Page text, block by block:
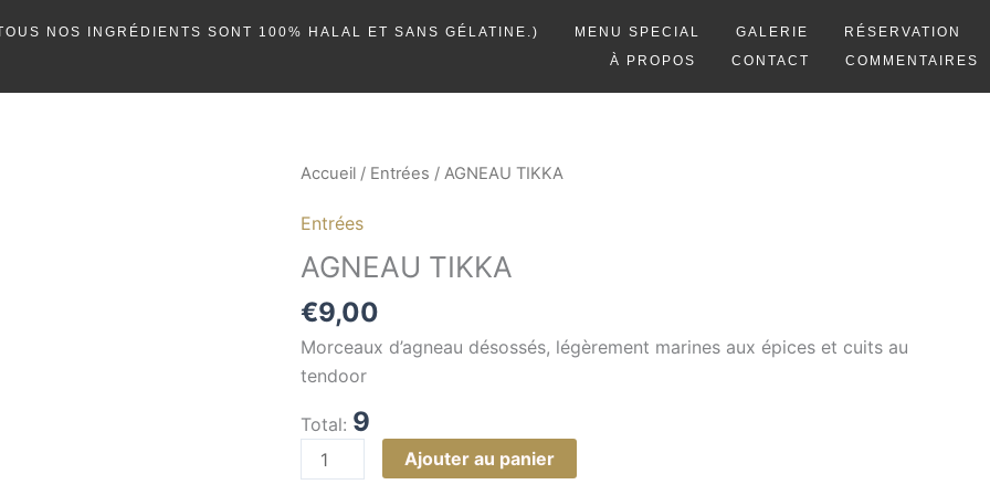
NOS INGRÉDIENTS SONT 100% HALAL ET SANS GÉLATINE.) MENU SPECIAL GALERIE
RÉSERVATION
À PROPOS
CONTACT COMMENTAIRES
Accueil / Entrées / AGNEAU TIKKA
Entrées
AGNEAU TIKKA
€9,00
Morceaux d’agneau désossés, légèrement marines aux épices et cuits au
tendoor
Total: 9
quantité
AGNEAU
TIKKA
Ajouter au panier